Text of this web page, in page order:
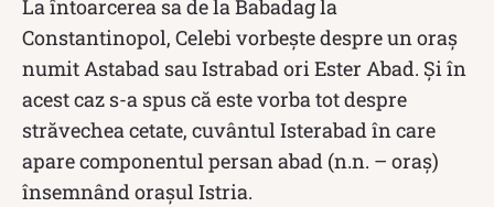
La întoarcerea sa de la Babadag la
Constantinopol, Celebi vorbește despre un oraş
numit Astabad sau Istrabad ori Ester Abad. Și în
acest caz s-a spus că este vorba tot despre
străvechea cetate, cuvântul Isterabad în care
apare componentul persan abad (n.n. – oraş)
însemnând oraşul Istria.